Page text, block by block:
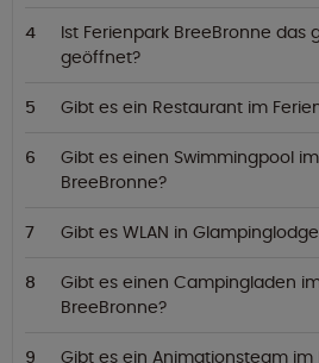
Ist Ferienpark BreeBronne das
geöffnet?
Gibt es ein Restaurant im
Gibt es einen Swimmingpool
BreeBronne?
Gibt es WLAN in Glampinglodge
Gibt es einen Campingladen
BreeBronne?
Gibt es ein Animationsteam im